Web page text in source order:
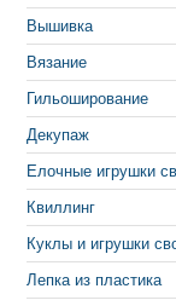
Вышивка
Вязание
Гильоширование
Декупаж
Елочные игрушки
Квиллинг
Куклы и игрушки
Лепка из пластика